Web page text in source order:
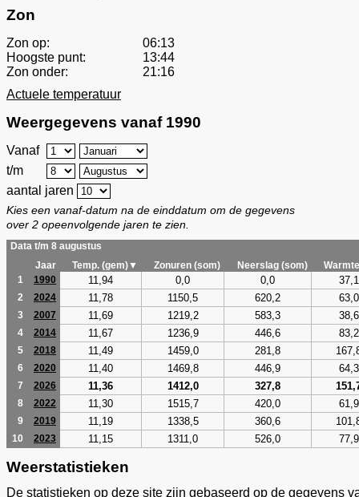
Zon
Zon op:
06:13
Hoogste punt:
13:44
Zon onder:
21:16
Actuele temperatuur
Weergegevens vanaf 1990
Vanaf
t/m
aantal jaren
Kies een vanaf-datum na de einddatum om de gegevens
over 2 opeenvolgende jaren te zien.
Data t/m 8 augustus
Jaar
Temp. (gem)▼ Zonuren (som) Neerslag (som)
1
1990 11,94 0,0 0,0 37,1
2 2024 11,78 1150,5 620,2 63,0
3 2007 11,69 1219,2 583,3 38,6
4 2014 11,67 1236,9 446,6 83,2
5 2018 11,49 1459,0 281,8
6 2020 11,40 1469,8 446,9 64,3
7 2026 11,36 1412,0 327,8
8 2022 11,30 1515,7 420,0 61,9
9 2019 11,19 1338,5 360,6
10 2023 11,15 1311,0 526,0 77,9
Weerstatistieken
De statistieken op deze site zijn gebaseerd op de gegevens